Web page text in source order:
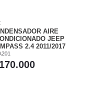
AIRE
JEEP
2.4 2011/2017